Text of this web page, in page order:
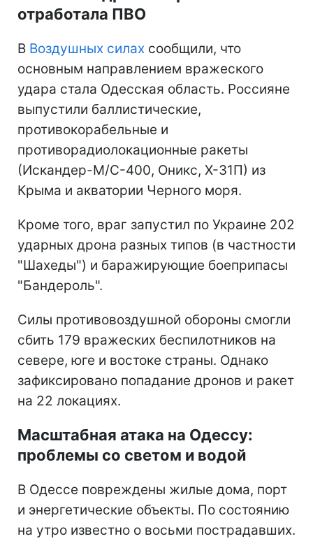
отработала ПВО
В Воздушных силах сообщили, что
основным направлением вражеского
удара стала Одесская область. Россияне
выпустили баллистические,
противокорабельные и
противорадиолокационные ракеты
(Искандер-М/С-400, Оникс, Х-31П) из
Крыма и акватории Черного моря.
Кроме того, враг запустил по Украине 202
ударных дрона разных типов (в частности
"Шахеды") и баражирующие боеприпасы
"Бандероль".
Силы противовоздушной обороны смогли
сбить 179 вражеских беспилотников на
севере, юге и востоке страны. Однако
зафиксировано попадание дронов и ракет
на 22 локациях.
Масштабная атака на Одессу:
проблемы со светом и водой
В Одессе повреждены жилые дома, порт
и энергетические объекты. По состоянию
на утро известно о восьми пострадавших.